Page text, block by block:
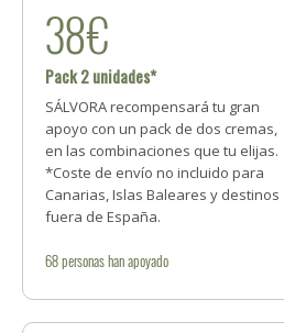
38€
Pack 2 unidades*
SÁLVORA recompensará tu gran
apoyo con un pack de dos cremas,
en las combinaciones que tu elijas.
*Coste de envío no incluido para
Canarias, Islas Baleares y destinos
fuera de España.
68personashan apoyado